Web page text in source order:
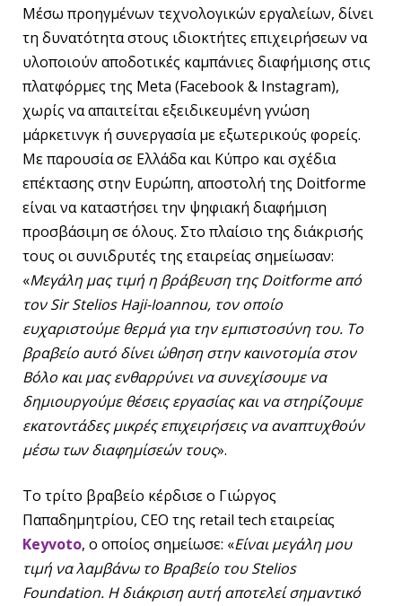
Μέσω προηγμένων τεχνολογικών εργαλείων, δίνει
τη δυνατότητα στους ιδιοκτήτες επιχειρήσεων να
υλοποιούν αποδοτικές καμπάνιες διαφήμισης στις
πλατφόρμες της Meta (Facebook & Instagram),
χωρίς να απαιτείται εξειδικευμένη γνώση
μάρκετινγκ ή συνεργασία με εξωτερικούς φορείς.
Με παρουσία σε Ελλάδα και Κύπρο και σχέδια
επέκτασης στην Ευρώπη, αποστολή της Doitforme
είναι να καταστήσει την ψηφιακή διαφήμιση
προσβάσιμη σε όλους. Στο πλαίσιο της διάκρισής
τους οι συνιδρυτές της εταιρείας σημείωσαν:
«Μεγάλη μας τιμή η βράβευση τηςDoitforme από
τον Sir Stelios Haji-Ioannou, τον οποίο
ευχαριστούμε θερμά για την εμπιστοσύνη του. Το
βραβείο αυτό δίνει ώθηση στην καινοτομία στον
Βόλο και μας ενθαρρύνει να συνεχίσουμε να
δημιουργούμε θέσεις εργασίας και να στηρίζουμε
εκατοντάδες μικρές επιχειρήσεις να αναπτυχθούν
μέσω των διαφημίσεών τους».
Το τρίτο βραβείο κέρδισε ο Γιώργος
Παπαδημητρίου, CEO της retail tech εταιρείας
Keyvoto, ο οποίος σημείωσε: «Είναι μεγάλη μου
τιμή να λαμβάνω το Βραβείο του Stelios
Foundation. Η διάκριση αυτή αποτελεί σημαντικό